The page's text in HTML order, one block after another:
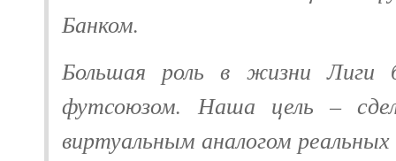
Банком.
Большая роль в жизни Лиги
футсоюзом. Наша цель –
виртуальным аналогом